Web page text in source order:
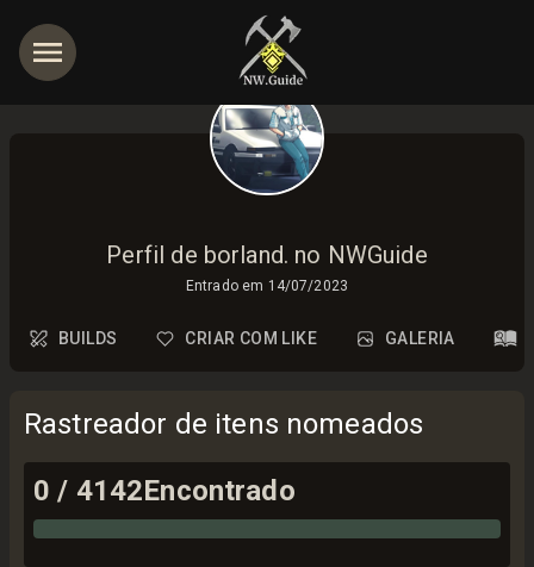
Perfil de borland. no NWGuide
Entrado em 14/07/2023
BUILDS CRIAR COM LIKE GALERIA
Rastreador de itens nomeados
0 / 4142Encontrado